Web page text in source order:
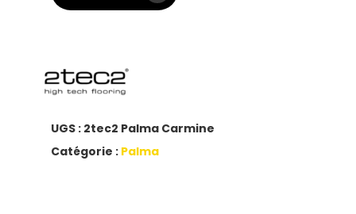
UGS : 2tec2 Palma Carmine
Catégorie : Palma